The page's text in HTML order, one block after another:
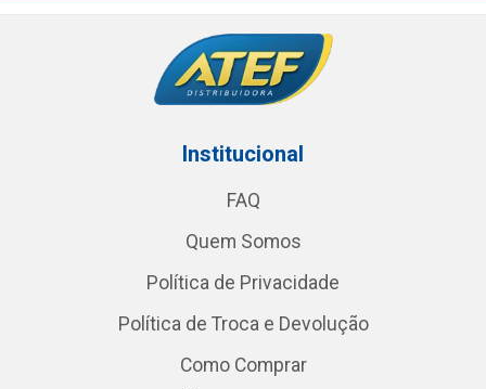
Institucional
FAQ
Quem Somos
Política de Privacidade
Política de Troca e Devolução
Como Comprar